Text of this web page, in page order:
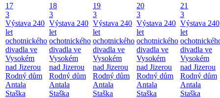
17
3
Výstava 240
let
ochotnického
divadla ve
Vysokém
nad Jizerou
Rodný dům
Antala
Staška
18
3
Výstava 240
let
ochotnického
divadla ve
Vysokém
nad Jizerou
Rodný dům
Antala
Staška
19
3
Výstava 240
let
ochotnického
divadla ve
Vysokém
nad Jizerou
Rodný dům
Antala
Staška
20
3
Výstava 240
let
ochotnického
divadla ve
Vysokém
nad Jizerou
Rodný dům
Antala
Staška
21
3
Výstava 240
let
divadla ve
Vysokém
nad Jizerou
Rodný dům
Antala
Staška